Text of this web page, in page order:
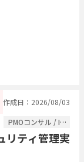
作成日：2026/08/03
PMOコンサル / ITコンサルタント
リティ管理実